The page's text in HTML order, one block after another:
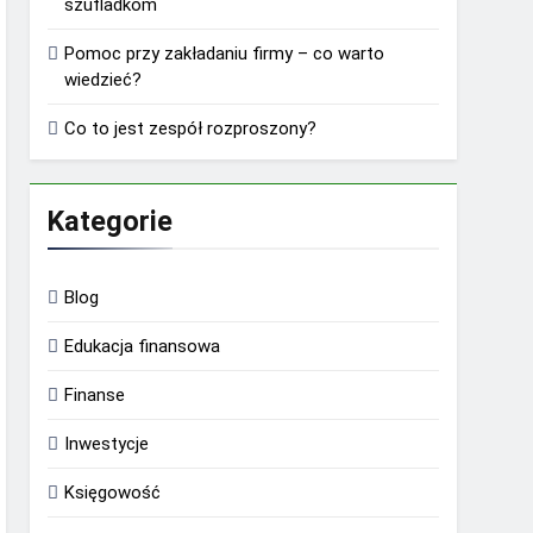
szufladkom
Pomoc przy zakładaniu firmy – co warto
wiedzieć?
Co to jest zespół rozproszony?
Kategorie
Blog
Edukacja finansowa
Finanse
Inwestycje
Księgowość